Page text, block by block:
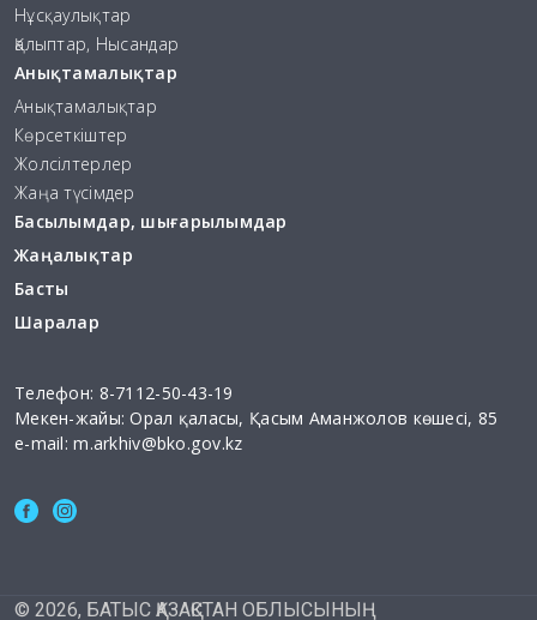
Нұсқаулықтар
Қалыптар, Нысандар
Анықтамалықтар
Анықтамалықтар
Көрсеткіштер
Жолсілтерлер
Жаңа түсімдер
Басылымдар, шығарылымдар
Жаңалықтар
Басты
Шаралар
Телефон: 8-7112-50-43-19
Мекен-жайы: Орал қаласы, Қасым Аманжолов көшесі, 85
e-mail:m.arkhiv@bko.gov.kz
© 2026, БАТЫС ҚАЗАҚСТАН ОБЛЫСЫНЫҢ